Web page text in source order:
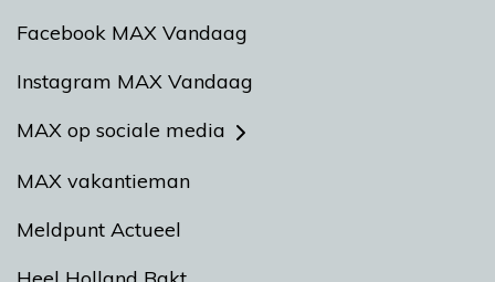
Facebook MAX Vandaag
Instagram MAX Vandaag
MAX op sociale media
MAX vakantieman
Meldpunt Actueel